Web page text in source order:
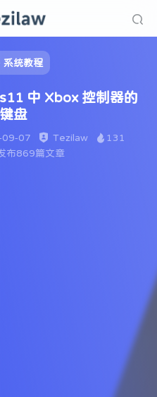
系统教程
中 Xbox 控制器的
盘
09-07 Tezilaw
131
布869篇文章